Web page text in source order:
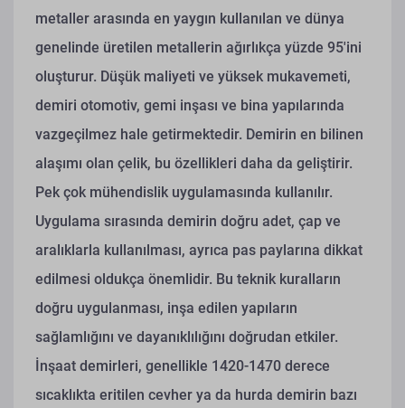
metaller arasında en yaygın kullanılan ve dünya
genelinde üretilen metallerin ağırlıkça yüzde 95'ini
oluşturur. Düşük maliyeti ve yüksek mukavemeti,
demiri otomotiv, gemi inşası ve bina yapılarında
vazgeçilmez hale getirmektedir. Demirin en bilinen
alaşımı olan çelik, bu özellikleri daha da geliştirir.
Pek çok mühendislik uygulamasında kullanılır.
Uygulama sırasında demirin doğru adet, çap ve
aralıklarla kullanılması, ayrıca pas paylarına dikkat
edilmesi oldukça önemlidir. Bu teknik kuralların
doğru uygulanması, inşa edilen yapıların
sağlamlığını ve dayanıklılığını doğrudan etkiler.
İnşaat demirleri, genellikle 1420-1470 derece
sıcaklıkta eritilen cevher ya da hurda demirin bazı